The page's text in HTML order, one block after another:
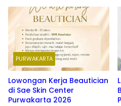
PURWAKARTA
Lowongan Kerja Beautician
di Sae Skin Center
Purwakarta 2026